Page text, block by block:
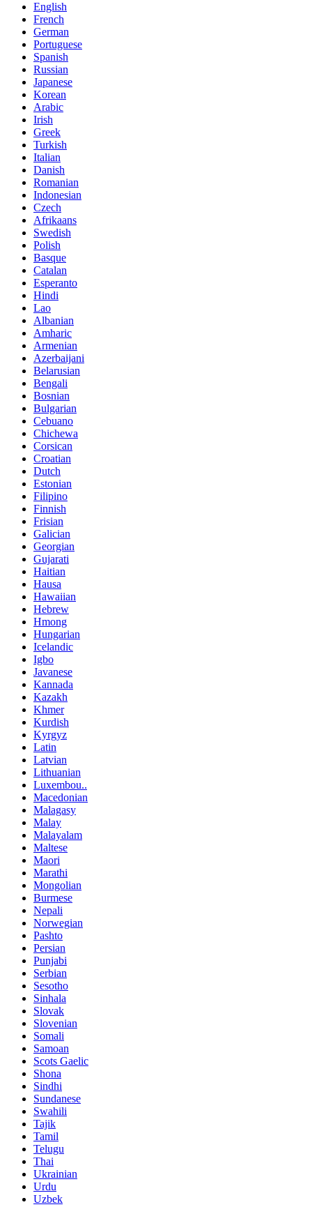
English
French
German
Portuguese
Spanish
Russian
Japanese
Korean
Arabic
Irish
Greek
Turkish
Italian
Danish
Romanian
Indonesian
Czech
Afrikaans
Swedish
Polish
Basque
Catalan
Esperanto
Hindi
Lao
Albanian
Amharic
Armenian
Azerbaijani
Belarusian
Bengali
Bosnian
Bulgarian
Cebuano
Chichewa
Corsican
Croatian
Dutch
Estonian
Filipino
Finnish
Frisian
Galician
Georgian
Gujarati
Haitian
Hausa
Hawaiian
Hebrew
Hmong
Hungarian
Icelandic
Igbo
Javanese
Kannada
Kazakh
Khmer
Kurdish
Kyrgyz
Latin
Latvian
Lithuanian
Luxembou..
Macedonian
Malagasy
Malay
Malayalam
Maltese
Maori
Marathi
Mongolian
Burmese
Nepali
Norwegian
Pashto
Persian
Punjabi
Serbian
Sesotho
Sinhala
Slovak
Slovenian
Somali
Samoan
Scots Gaelic
Shona
Sindhi
Sundanese
Swahili
Tajik
Tamil
Telugu
Thai
Ukrainian
Urdu
Uzbek